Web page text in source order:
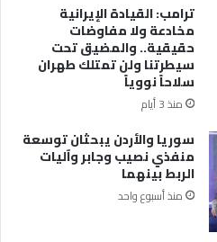
ترامب: القيادة الإيرانية
مخادعة ولا مفاوضات
حقيقية.. والمضيق تحت
سيطرتنا ولن تمتلك طهران
سلاحاً نووياً
منذ 3 أيام
سوريا والأردن يبحثان توسعة
منفذي نصيب وجابر وآليات
الربط بينهما
منذ أسبوع واحد